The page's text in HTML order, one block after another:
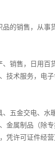
品的销售，从事
、销售，日用百
技术服务，电
、五金交电、水
金属制品（除
凭许可证件经营